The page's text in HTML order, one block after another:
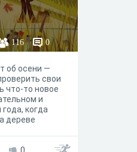
Альбина,
Хазиева
116 0
об осени —
свои
что-то новое
и
когда
дереве